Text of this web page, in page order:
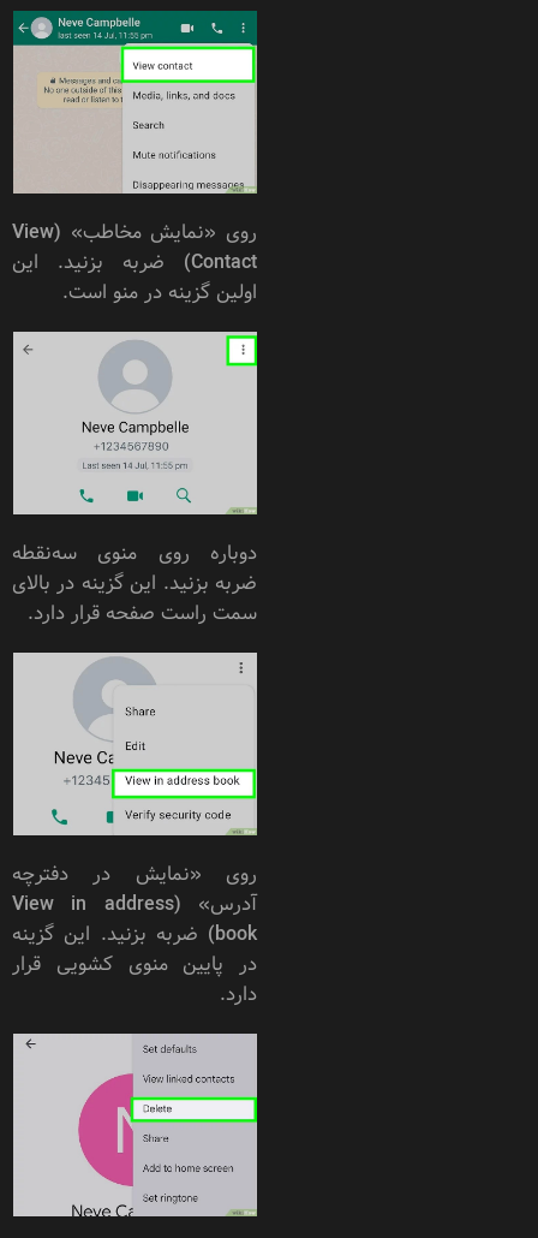
روی «نمایش مخاطب» (View
Contact) ضربه بزنید. این
اولین گزینه در منو است.
دوباره روی منوی سه‌نقطه
ضربه بزنید. این گزینه در بالای
سمت راست صفحه قرار دارد.
روی «نمایش در دفترچه
آدرس» (View in address
book) ضربه بزنید. این گزینه
در پایین منوی کشویی قرار
دارد.